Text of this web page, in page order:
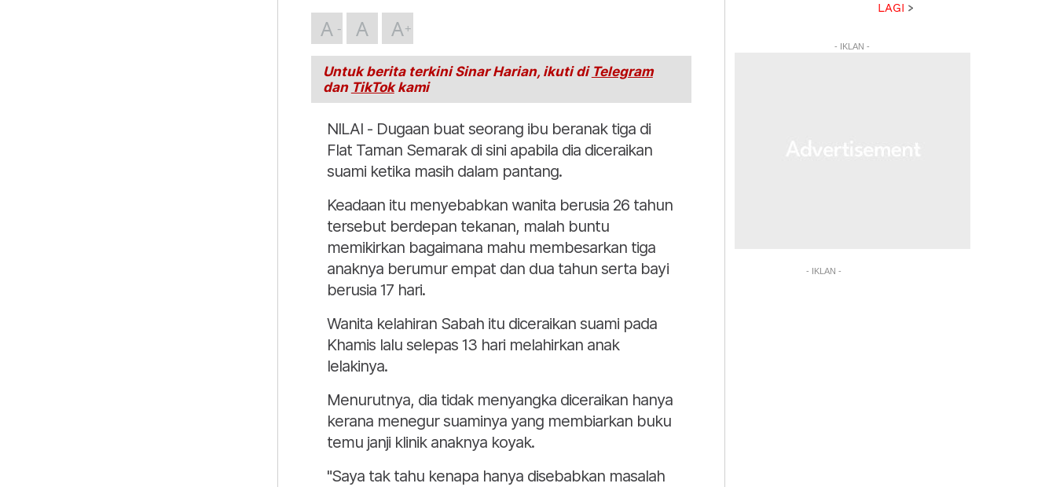
A A A
Untuk berita terkini Sinar Harian, ikuti di Telegram
dan TikTokkami
NILAI - Dugaan buat seorang ibu beranak tiga di
Flat Taman Semarak di sini apabila dia diceraikan
suami ketika masih dalam pantang.
Keadaan itu menyebabkan wanita berusia 26 tahun
tersebut berdepan tekanan, malah buntu
memikirkan bagaimana mahu membesarkan tiga
anaknya berumur empat dan dua tahun serta bayi
berusia 17 hari.
Wanita kelahiran Sabah itu diceraikan suami pada
Khamis lalu selepas 13 hari melahirkan anak
lelakinya.
Menurutnya, dia tidak menyangka diceraikan hanya
kerana menegur suaminya yang membiarkan buku
temu janji klinik anaknya koyak.
"Saya tak tahu kenapa hanya disebabkan masalah
LAGI
- IKLAN -
- IKLAN -